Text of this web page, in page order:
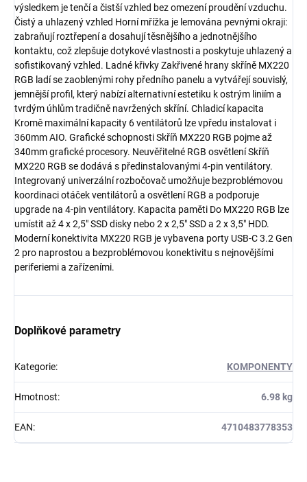
výsledkem je tenčí a čistší vzhled bez omezení proudění vzduchu.
Čistý a uhlazený vzhled Horní mřížka je lemována pevnými okraji:
zabraňují roztřepení a dosahují těsnějšího a jednotnějšího
kontaktu, což zlepšuje dotykové vlastnosti a poskytuje uhlazený a
sofistikovaný vzhled. Ladné křivky Zakřivené hrany skříně MX220
RGB ladí se zaoblenými rohy předního panelu a vytvářejí souvislý,
jemnější profil, který nabízí alternativní estetiku k ostrým liniím a
tvrdým úhlům tradičně navržených skříní. Chladicí kapacita
Kromě maximální kapacity 6 ventilátorů lze vpředu instalovat i
360mm AIO. Grafické schopnosti Skříň MX220 RGB pojme až
340mm grafické procesory. Neuvěřitelné RGB osvětlení Skříň
MX220 RGB se dodává s předinstalovanými 4-pin ventilátory.
Integrovaný univerzální rozbočovač umožňuje bezproblémovou
koordinaci otáček ventilátorů a osvětlení RGB a podporuje
upgrade na 4-pin ventilátory. Kapacita paměti Do MX220 RGB lze
umístit až 4 x 2,5" SSD disky nebo 2 x 2,5" SSD a 2 x 3,5" HDD.
Moderní konektivita MX220 RGB je vybavena porty USB-C 3.2 Gen
2 pro naprostou a bezproblémovou konektivitu s nejnovějšími
periferiemi a zařízeními.
Doplňkové parametry
Kategorie: KOMPONENTY
Hmotnost: 6.98 kg
EAN: 4710483778353